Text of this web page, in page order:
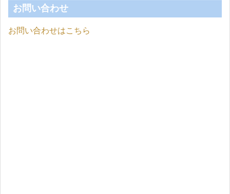
お問い合わせ
お問い合わせはこちら